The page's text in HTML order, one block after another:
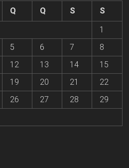
Q Q S
S
1
5 6 7
8
12 13 14
15
19 20 21
22
26 27 28
29